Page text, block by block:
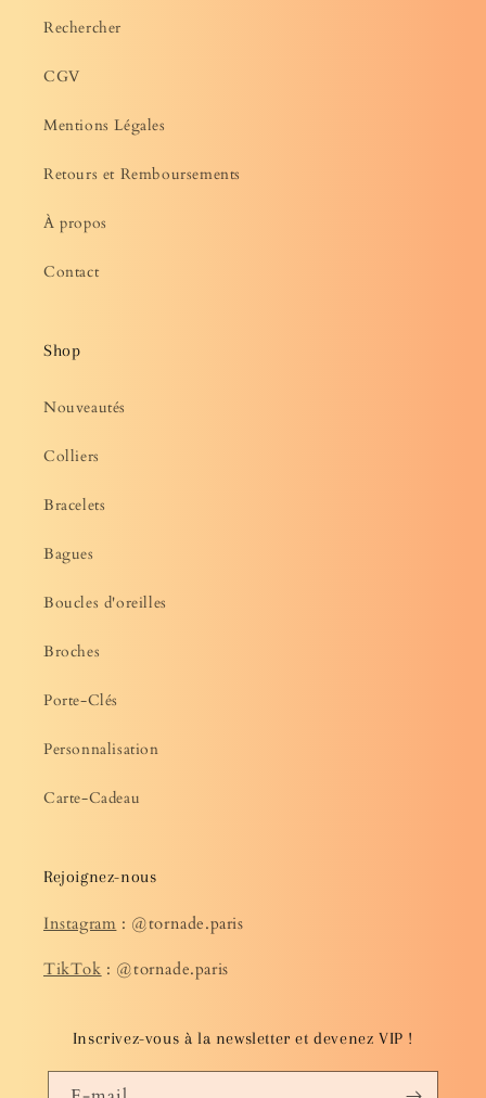
Rechercher
CGV
Mentions Légales
Retours et Remboursements
À propos
Contact
Shop
Nouveautés
Colliers
Bracelets
Bagues
Boucles d'oreilles
Broches
Porte-Clés
Personnalisation
Carte-Cadeau
Rejoignez-nous
Instagram : @tornade.paris
TikTok : @tornade.paris
Inscrivez-vous à la newsletter et devenez VIP !